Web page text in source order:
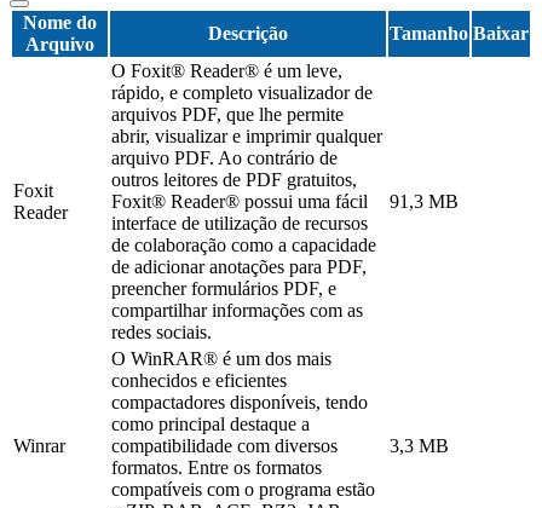
Nome do
Arquivo
Descrição Tamanho Baixar
Foxit
Reader
O Foxit® Reader® é um leve,
rápido, e completo visualizador de
arquivos PDF, que lhe permite
abrir, visualizar e imprimir qualquer
arquivo PDF. Ao contrário de
outros leitores de PDF gratuitos,
Foxit® Reader® possui uma fácil
interface de utilização de recursos
de colaboração como a capacidade
de adicionar anotações para PDF,
preencher formulários PDF, e
compartilhar informações com as
redes sociais.
91,3 MB
Winrar
O WinRAR® é um dos mais
conhecidos e eficientes
compactadores disponíveis, tendo
como principal destaque a
compatibilidade com diversos
formatos. Entre os formatos
compatíveis com o programa estão
3,3 MB